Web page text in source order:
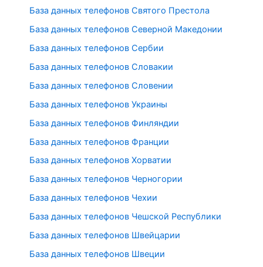
База данных телефонов Святого Престола
База данных телефонов Северной Македонии
База данных телефонов Сербии
База данных телефонов Словакии
База данных телефонов Словении
База данных телефонов Украины
База данных телефонов Финляндии
База данных телефонов Франции
База данных телефонов Хорватии
База данных телефонов Черногории
База данных телефонов Чехии
База данных телефонов Чешской Республики
База данных телефонов Швейцарии
База данных телефонов Швеции